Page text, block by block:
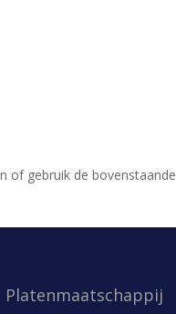
of gebruik de bovenstaande
Platenmaatschappij